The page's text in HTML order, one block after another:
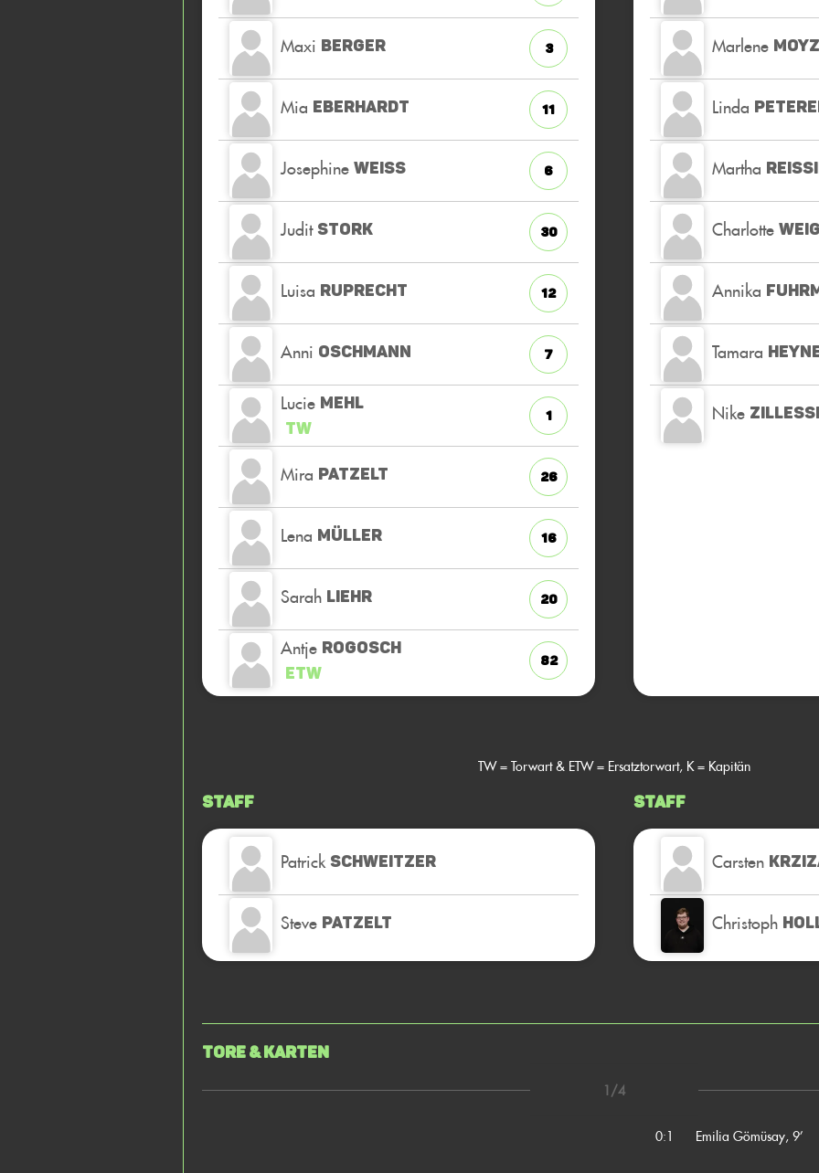
Maxi BERGER 3
Mia EBERHARDT 11
Josephine WEISS 6
Judit STORK 30
Luisa RUPRECHT 12
Anni OSCHMANN 7
Lucie MEHL
TW
1
Mira PATZELT 26
Lena MÜLLER 16
Sarah LIEHR 20
Antje ROGOSCH
ETW
82
Marlene
Linda
Martha
Charlotte
Annika
Tamara
Nike
TW = Torwart & ETW = Ersatztorwart, K = Kapitän
Staff
Patrick SCHWEITZER
Steve PATZELT
Staff
Carsten
Christoph
Tore & Karten
1/4
0:1 Emilia Gömüsay, 9’